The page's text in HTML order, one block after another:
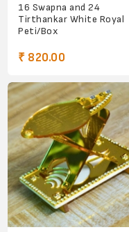
16 Swapna and 24
Tirthankar White Royal
Peti/Box
₹ 820.00